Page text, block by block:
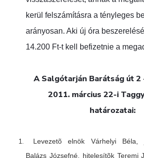
kerül felszámításra a tényleges
arányosan. Aki új óra
14.200 Ft-t kell befizetnie a
A Salgótarján Barátság út 2
2011. március 22-i
határozatai:
Levezetõ elnök Várhelyi Béla,
Balázs Józsefné, hitelesítõk Teremi